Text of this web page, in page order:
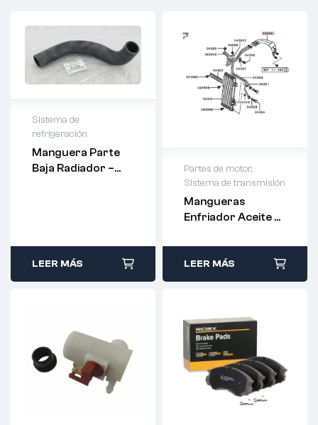
Sistema de
refrigeración
Manguera Parte
Baja Radiador –
LEER MÁS
Partes de motor,
Sistema de transmisión
Mangueras
Enfriador Aceite –
LEER MÁS